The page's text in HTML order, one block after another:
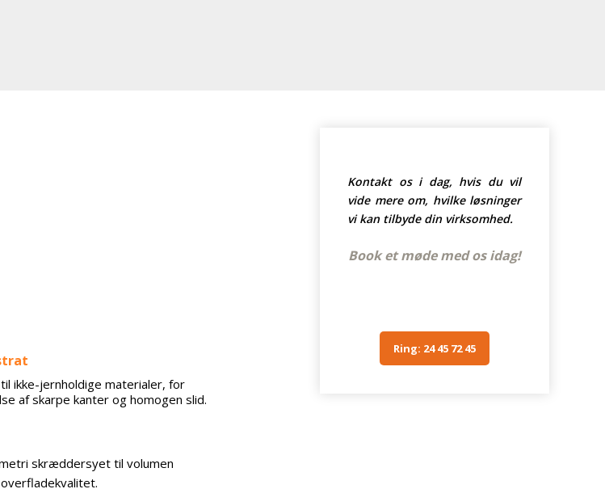
ikke-jernholdige materialer, for
af skarpe kanter og homogen slid.
skræddersyet til volumen
Kontakt os i dag, hvis du vil
vide mere om, hvilke løsninger
vi kan tilbyde din virksomhed.
Book et møde med os idag!
Ring: 24 45 72 45​